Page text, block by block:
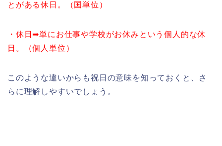
とがある休日。（国単位）
・休日➡︎単にお仕事や学校がお休みという個人的な休
日。（個人単位）
このような違いからも祝日の意味を知っておくと、さ
らに理解しやすいでしょう。